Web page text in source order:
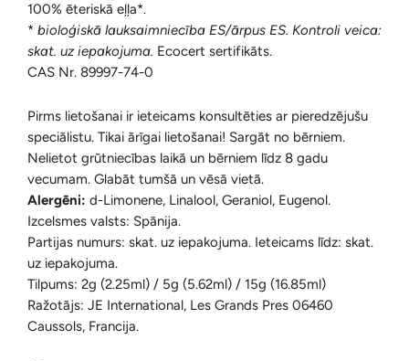
100% ēteriskā eļļa*.
* bioloģiskā lauksaimniecība ES/ārpus ES. Kontroli veica:
skat. uz iepakojuma. Ecocert sertifikāts.
CAS Nr. 89997-74-0
Pirms lietošanai ir ieteicams konsultēties ar pieredzējušu
speciālistu. Tikai ārīgai lietošanai! Sargāt no bērniem.
Nelietot grūtniecības laikā un bērniem līdz 8 gadu
vecumam. Glabāt tumšā un vēsā vietā.
Alergēni: d-Limonene, Linalool, Geraniol, Eugenol.
Izcelsmes valsts: Spānija.
Partijas numurs: skat. uz iepakojuma. Ieteicams līdz: skat.
uz iepakojuma.
Tilpums: 2g (2.25ml) / 5g (5.62ml) / 15g (16.85ml)
Ražotājs: JE International, Les Grands Pres 06460
Caussols, Francija.